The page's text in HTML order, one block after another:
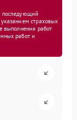
последующий
страховых
выполнения работ
работ и